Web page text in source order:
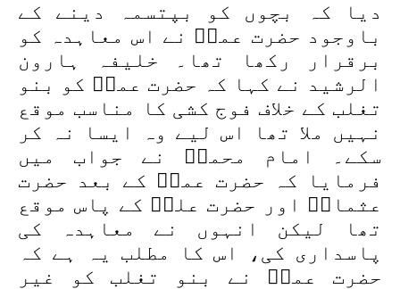
دیا کہ بچوں کو بپتسمہ دینے کے
باوجود حضرت عمرؓ نے اس معاہدہ کو
برقرار رکھا تھا۔ خلیفہ ہارون
الرشید نے کہا کہ حضرت عمرؓ کو بنو
تغلب کے خلاف فوج کشی کا مناسب موقع
نہیں ملا تھا اس لیے وہ ایسا نہ کر
سکے۔ امام محمدؒ نے جواب میں
فرمایا کہ حضرت عمرؓ کے بعد حضرت
عثمانؓ اور حضرت علیؓ کے پاس موقع
تھا لیکن انہوں نے معاہدہ کی
پاسداری کی، اس کا مطلب یہ ہے کہ
حضرت عمرؓ نے بنو تغلب کو غیر